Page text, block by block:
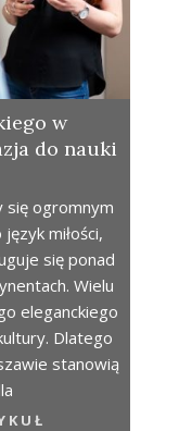
w
do nauki
się ogromnym
miłości,
się ponad
Wielu
eleganckiego
Dlatego
stanowią